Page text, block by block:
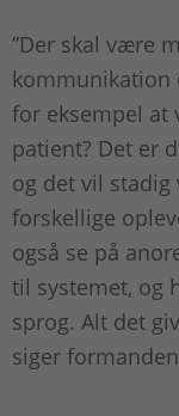
”Der skal være
kommunikation
for eksempel
patient? Det er
og det vil
forskellige
også se på
til systemet, og
sprog. Alt det
siger